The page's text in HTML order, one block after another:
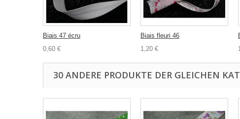
Biais 47 écru
0,60 €
Biais fleuri 46
1,20 €
30 ANDERE PRODUKTE DER GLEICHEN